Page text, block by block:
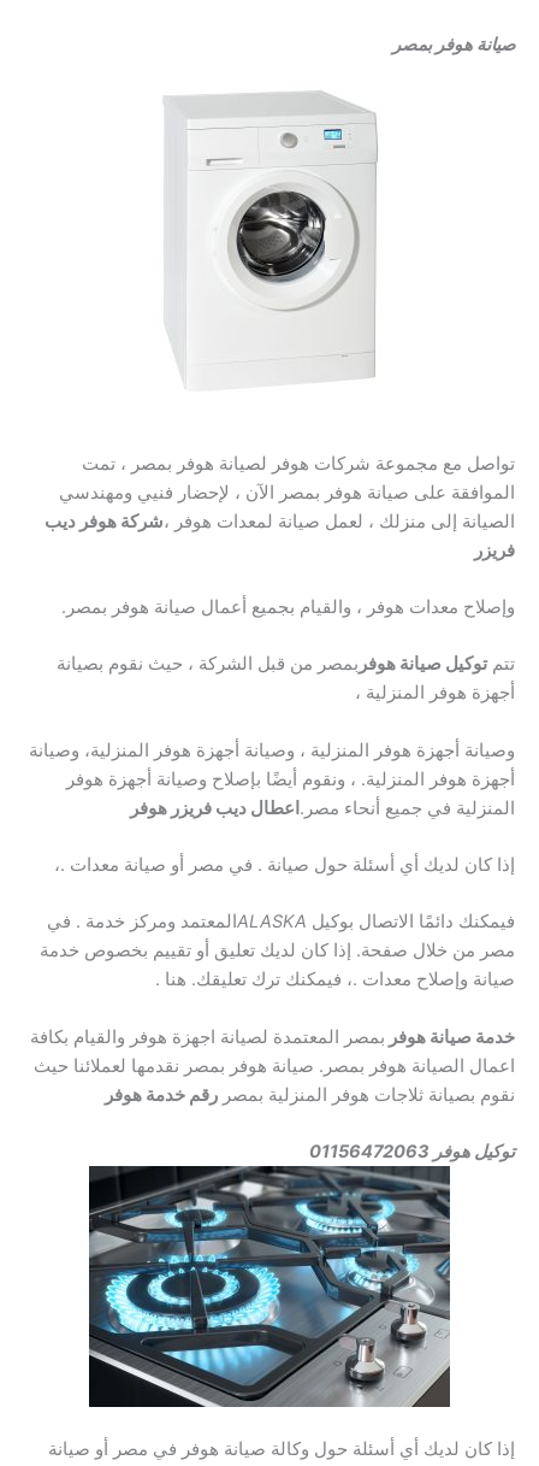
صيانة هوفر بمصر
تواصل مع مجموعة شركات هوفر لصيانة هوفر بمصر ، تمت
الموافقة على صيانة هوفر بمصر الآن ، لإحضار فنيي ومهندسي
الصيانة إلى منزلك ، لعمل صيانة لمعدات هوفر ،شركة هوفر ديب
فريزر
وإصلاح معدات هوفر ، والقيام بجميع أعمال صيانة هوفر بمصر.
تتمتوكيل صيانة هوفر بمصر من قبل الشركة ، حيث نقوم بصيانة
أجهزة هوفر المنزلية ،
وصيانة أجهزة هوفر المنزلية ، وصيانة أجهزة هوفر المنزلية، وصيانة
أجهزة هوفر المنزلية. ، ونقوم أيضًا بإصلاح وصيانة أجهزة هوفر
المنزلية في جميع أنحاء مصر. اعطال ديب فريزر هوفر
إذا كان لديك أي أسئلة حول صيانة . في مصر أو صيانة معدات .،
فيمكنك دائمًا الاتصال بوكيل ALASKA المعتمد ومركز خدمة . في
مصر من خلال صفحة. إذا كان لديك تعليق أو تقييم بخصوص خدمة
صيانة وإصلاح معدات .، فيمكنك ترك تعليقك. هنا .
خدمة صيانة هوفر بمصر المعتمدة لصيانة اجهزة هوفر والقيام بكافة
اعمال الصيانة هوفر بمصر. صيانة هوفر بمصر نقدمها لعملائنا حيث
نقوم بصيانة ثلاجات هوفر المنزلية بمصر رقم خدمة هوفر
توكيل هوفر 01156472063
إذا كان لديك أي أسئلة حول وكالة صيانة هوفر في مصر أو صيانة